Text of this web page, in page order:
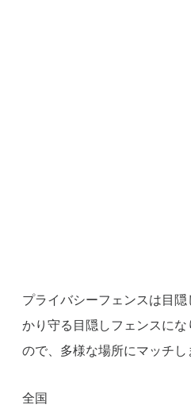
プライバシーフェンスは目
かり守る目隠しフェンスに
ので、多様な場所にマッチし
全国